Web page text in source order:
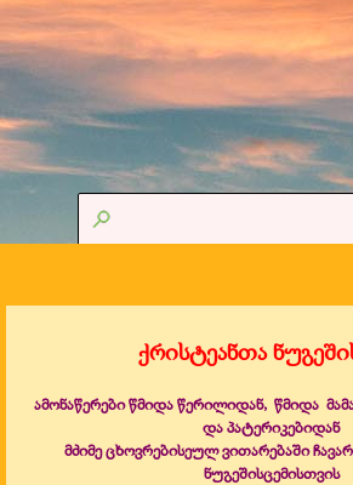
ქრისტეანთა
ამონაწერები წმიდა წერილიდან, წმიდა
და პატერიკებიდან
მძიმე ცხოვრებისეულ ვითარებაში
ნუგეშისცემისთვის